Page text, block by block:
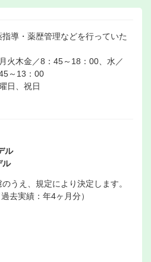
導・薬歴管理などを行っていた
火木金／8：45～18：00、水／
～13：00
日、祝日
ル
ル
うえ、規定により決定します。
去実績：年4ヶ月分）